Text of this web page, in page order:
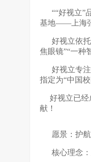
““好视立”
基地——上海张
好视立依托
焦眼镜”“一种
好视立专注
指定为“中国
好视立已经
献！
愿景：护航
核心理念：